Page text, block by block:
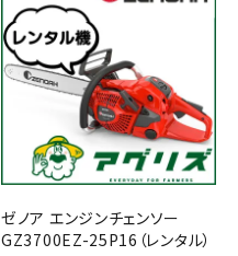
ゼノア エンジンチェンソー
GZ3700EZ-25P16（レンタル）